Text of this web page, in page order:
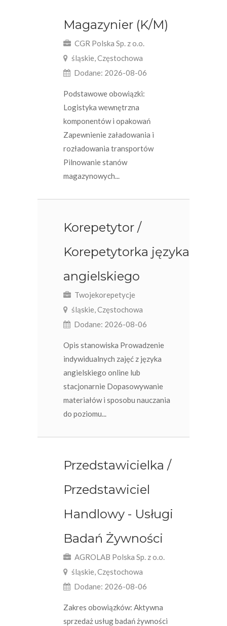
Magazynier (K/M)
CGR Polska Sp. z o.o.
śląskie, Częstochowa
Dodane: 2026-08-06
Podstawowe obowiązki:
Logistyka wewnętrzna
komponentów i opakowań
Zapewnienie załadowania i
rozładowania transportów
Pilnowanie stanów
magazynowych...
Korepetytor /
Korepetytorka języka
angielskiego
Twojekorepetycje
śląskie, Częstochowa
Dodane: 2026-08-06
Opis stanowiska Prowadzenie
indywidualnych zajęć z języka
angielskiego online lub
stacjonarnie Dopasowywanie
materiałów i sposobu nauczania
do poziomu...
Przedstawicielka /
Przedstawiciel
Handlowy - Usługi
Badań Żywności
AGROLAB Polska Sp. z o.o.
śląskie, Częstochowa
Dodane: 2026-08-06
Zakres obowiązków: Aktywna
sprzedaż usług badań żywności